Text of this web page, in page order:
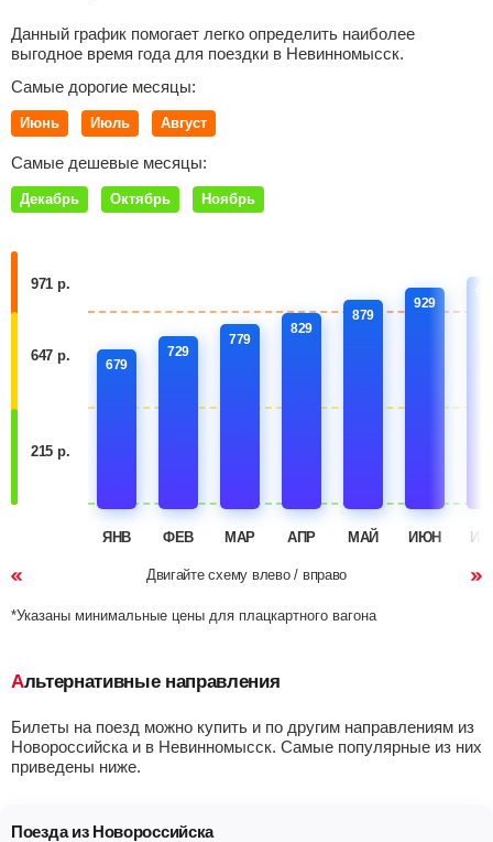
Данный график помогает легко определить наиболее
выгодное время года для поездки в Невинномысск.
Самые дорогие месяцы:
Июнь Июль Август
Самые дешевые месяцы:
Декабрь Октябрь Ноябрь
971 р.
647 р.
215 р.
679
ЯНВ
729
ФЕВ
779
МАР
829
АПР
879
МАЙ
929
ИЮН
Двигайте схему влево / вправо
*Указаны минимальные цены для плацкартного вагона
Альтернативные направления
Билеты на поезд можно купить и по другим направлениям из
Новороссийска и в Невинномысск. Самые популярные из них
приведены ниже.
Поезда из Новороссийска